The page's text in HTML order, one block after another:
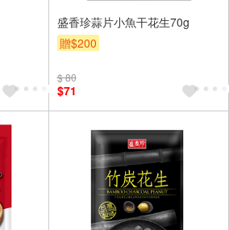
盛香珍蒜片小魚干花生70g
贈$200
$ 80
$71